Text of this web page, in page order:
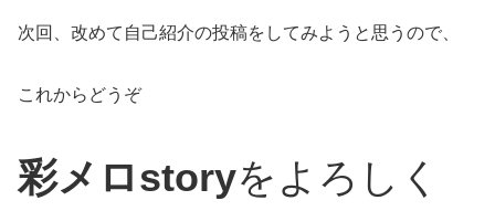
次回、改めて自己紹介の投稿をしてみようと思うので、
これからどうぞ
彩メロstoryをよろしく